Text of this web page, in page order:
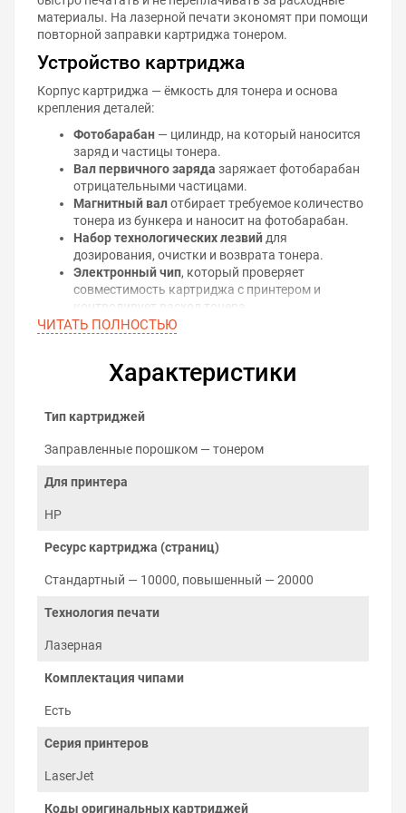
материалы. На лазерной печати экономят при помощи
повторной заправки картриджа тонером.
Устройство картриджа
Корпус картриджа — ёмкость для тонера и основа
крепления деталей:
Фотобарабан — цилиндр, на который наносится
заряд и частицы тонера.
Вал первичного заряда заряжает фотобарабан
отрицательными частицами.
Магнитный валотбирает требуемое количество
тонера из бункера и наносит на фотобарабан.
Набор технологических лезвий для
дозирования, очистки и возврата тонера.
Электронный чип, который проверяет
совместимость картриджа с принтером и
контролирует расход тонера.
Принцип лазерной печати
На поверхность фотобарабана наносится
равномерный электрический заряд, на котором
отпечатка. Из-за разницы потенциалов между
притягивается к нужным местам поверхности
соприкосновения с бумагой. Изображение, которое
электростатическим полем и закрепляется
Остатки тонера с фотобарабана очищаются лезвием в
ЧИТАТЬ ПОЛНОСТЬЮ
Характеристики
Тип картриджей
Заправленные порошком — тонером
Для принтера
HP
Ресурс картриджа (страниц)
Стандартный — 10000, повышенный — 20000
Технология печати
Лазерная
Комплектация чипами
Есть
Серия принтеров
LaserJet
Коды оригинальных картриджей